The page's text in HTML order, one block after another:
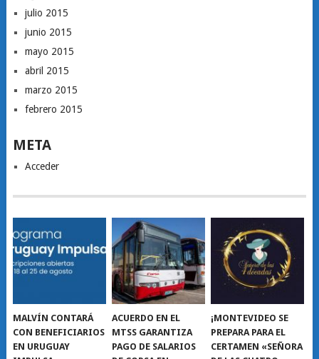
julio 2015
junio 2015
mayo 2015
abril 2015
marzo 2015
febrero 2015
META
Acceder
MALVÍN CONTARÁ
CON BENEFICIARIOS
EN URUGUAY
ACUERDO EN EL
MTSS GARANTIZA
PAGO DE SALARIOS
¡MONTEVIDEO SE
PREPARA PARA EL
CERTAMEN «SEÑORA